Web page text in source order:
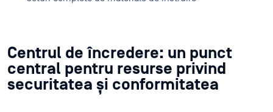
Centrul de încredere: un punct
central pentru resurse privind
securitatea și conformitatea